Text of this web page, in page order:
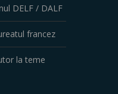
DELF / DALF
francez
la teme